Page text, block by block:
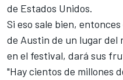
de Estados Unidos.
Si eso sale bien,
de Austin de un lugar del
en el festival, dará sus
"Hay cientos de millones